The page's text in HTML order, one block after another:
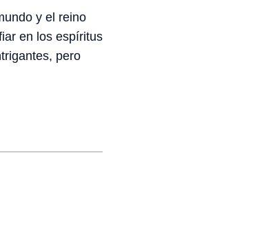
y el reino
en los espíritus
pero